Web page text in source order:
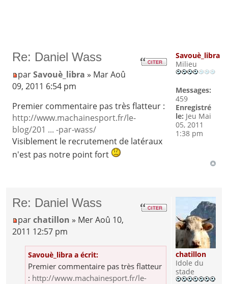
Re: Daniel Wass
parSavouè_libra » Mar Aoû
09, 2011 6:54 pm
Premier commentaire pas très flatteur :
http://www.machainesport.fr/le-
blog/201 ... -par-wass/
Visiblement le recrutement de latéraux
n'est pas notre point fort
Savouè_libra
Milieu
Messages:
459
Enregistré
le: Jeu Mai
05, 2011
1:38 pm
Re: Daniel Wass
parchatillon » Mer Aoû 10,
2011 12:57 pm
Savouè_libra a écrit:
Premier commentaire pas très flatteur
: http://www.machainesport.fr/le-
chatillon
Idole du
stade